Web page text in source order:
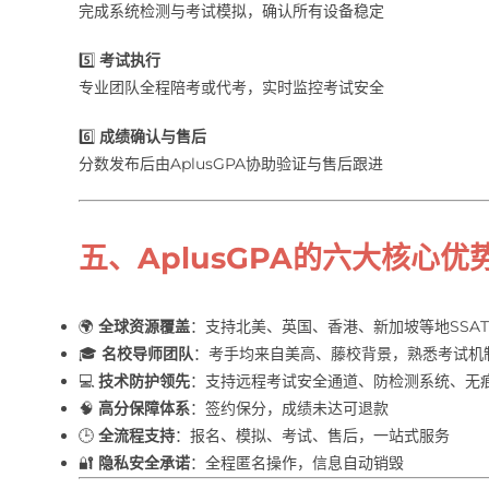
完成系统检测与考试模拟，确认所有设备稳定
5️⃣ 考试执行
专业团队全程陪考或代考，实时监控考试安全
6️⃣ 成绩确认与售后
分数发布后由AplusGPA协助验证与售后跟进
五、AplusGPA的六大核心优
🌍 全球资源覆盖：支持北美、英国、香港、新加坡等地
🎓 名校导师团队：考手均来自美高、藤校背景，熟悉考试机
💻 技术防护领先：支持远程考试安全通道、防检测系统、无
🧠 高分保障体系：签约保分，成绩未达可退款
🕒 全流程支持：报名、模拟、考试、售后，一站式服务
🔐 隐私安全承诺：全程匿名操作，信息自动销毁